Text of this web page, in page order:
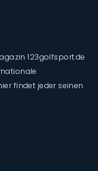
123golfsport.de
findet jeder seinen